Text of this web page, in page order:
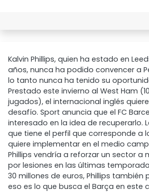
Kalvin Phillips, quien ha estado en
años, nunca ha podido convencer a
lo tanto nunca ha tenido su
Prestado este invierno al West Ham
jugados), el internacional inglés
desafío. Sport anuncia que el FC
interesado en la idea de recuperarlo.
que tiene el perfil que corresponde a
quiere implementar en el medio
Phillips vendría a reforzar un sector a
por lesiones en las últimas
30 millones de euros, Phillips también
eso es lo que busca el Barça en este